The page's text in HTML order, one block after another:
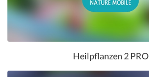
Heilpflanzen 2 PRO